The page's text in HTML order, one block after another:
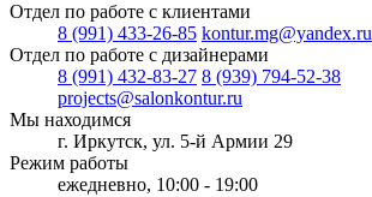
Отдел по работе с клиентами
8 (991) 433-26-85 kontur.mg@yandex.ru
Отдел по работе с дизайнерами
8 (991) 432-83-27 8 (939) 794-52-38
projects@salonkontur.ru
Мы находимся
г. Иркутск, ул. 5-й Армии 29
Режим работы
ежедневно, 10:00 - 19:00